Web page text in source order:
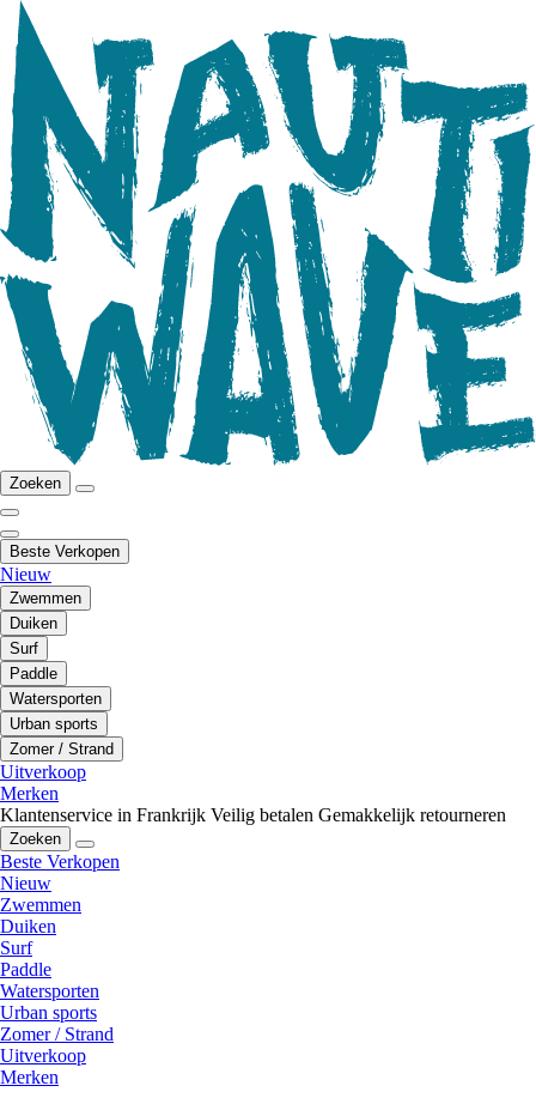
Zoeken
Beste Verkopen
Nieuw
Zwemmen
Duiken
Surf
Paddle
Watersporten
Urban sports
Zomer / Strand
Uitverkoop
Merken
Klantenservice in Frankrijk Veilig betalen Gemakkelijk retourneren
Zoeken
Beste Verkopen
Nieuw
Zwemmen
Duiken
Surf
Paddle
Watersporten
Urban sports
Zomer / Strand
Uitverkoop
Merken